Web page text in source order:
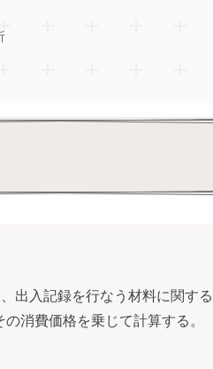
入記録を行なう材料に関す
消費価格を乗じて計算する。